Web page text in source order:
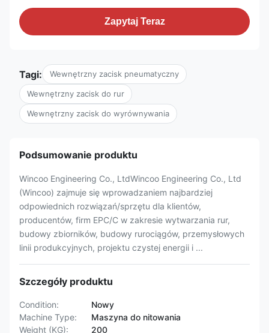
Zapytaj Teraz
Tagi: Wewnętrzny zacisk pneumatyczny
Wewnętrzny zacisk do rur
Wewnętrzny zacisk do wyrównywania
Podsumowanie produktu
Wincoo Engineering Co., LtdWincoo Engineering Co., Ltd
(Wincoo) zajmuje się wprowadzaniem najbardziej
odpowiednich rozwiązań/sprzętu dla klientów,
producentów, firm EPC/C w zakresie wytwarzania rur,
budowy zbiorników, budowy rurociągów, przemysłowych
linii produkcyjnych, projektu czystej energii i ...
Szczegóły produktu
Condition:
Nowy
Machine Type:
Maszyna do nitowania
Weight (KG):
200